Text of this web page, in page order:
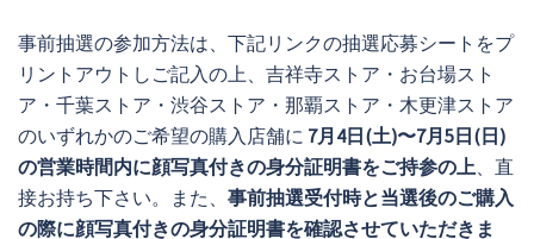
事前抽選の参加方法は、下記リンクの抽選応募シートをプ
リントアウトしご記入の上、吉祥寺ストア・お台場スト
ア・千葉ストア・渋谷ストア・那覇ストア・木更津ストア
のいずれかのご希望の購入店舗に 7月4日(土)〜7月5日(日)
の営業時間内に顔写真付きの身分証明書をご持参の上、直
接お持ち下さい。また、 事前抽選受付時と当選後のご購入
の際に顔写真付きの身分証明書を確認させていただきま